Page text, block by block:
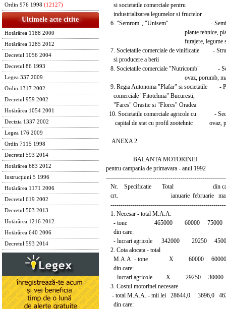
Ordin 976 1998 (12127)
Ultimele acte citite
Hotărârea 1188 2000
Hotărârea 1285 2012
Decretul 1056 2004
Decretul 86 1993
Legea 337 2009
Ordin 1317 2002
Decretul 959 2002
Hotărârea 1054 2001
Decizia 1337 2002
Legea 176 2009
Ordin 7115 1998
Decretul 593 2014
Hotărârea 683 2012
Instrucţiuni 5 1996
Hotărârea 1171 2006
Decretul 619 2002
Decretul 503 2013
Hotărârea 1216 2012
Hotărârea 640 2006
Decretul 593 2014
si societatile comerciale pentru
industrializarea legumelor si fructelor
6. "Semrom", "Unisem" - Seminte
plante tehnice,
furajere, legume si
7. Societatile comerciale de vinificatie -
si producere a berii
8. Societatile comerciale "Nutricomb" -
ovaz, porumb, mazare
9. Regia Autonoma "Plafar" si societatile -
comerciale "Fitotehnia" Bucuresti,
"Fares" Orastie si "Flores" Oradea
10. Societatile comerciale agricole cu -
capital de stat cu profil zootehnic ovaz,
ANEXA 2
BALANTA MOTORINEI
pentru campania de primavara - anul 1992
Nr. Specificatie Total din
crt. ianuarie februarie martie
1. Necesar - total M.A.A.
- tone 465000 60000 75000
din care:
- lucrari agricole 342000 29250
2. Cota alocata - total
M.A.A. - tone X 60000
din care:
- lucrari agricole X 29250
3. Costul motorinei necesare
- total M.A.A. - mii lei 28644,0 3696,0
din care: